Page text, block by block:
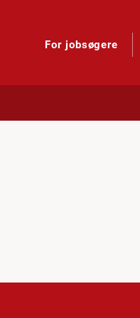
For jobsøgere